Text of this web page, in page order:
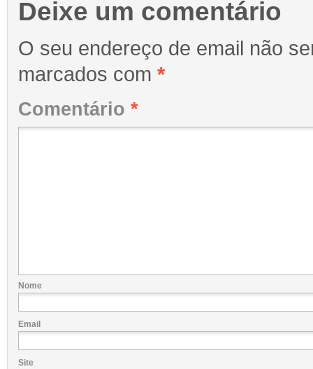
Deixe um comentário
O seu endereço de email não
marcados com *
Comentário *
Nome
Email
Site